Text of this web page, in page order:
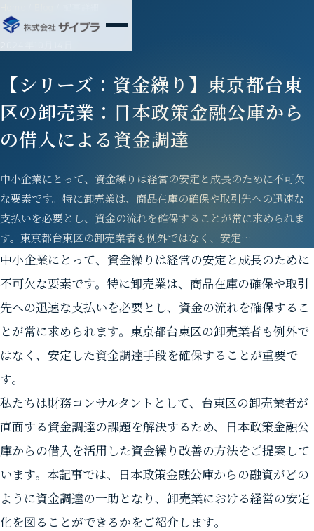
【シリーズ：資金繰り】東京都台東
区の卸売業：日本政策金融公庫から
の借入による資金調達
中小企業にとって、資金繰りは経営の安定と成長のために不可欠
な要素です。特に卸売業は、商品在庫の確保や取引先への迅速な
支払いを必要とし、資金の流れを確保することが常に求められま
す。東京都台東区の卸売業者も例外ではなく、安定…
中小企業にとって、資金繰りは経営の安定と成長のために
不可欠な要素です。特に卸売業は、商品在庫の確保や取引
先への迅速な支払いを必要とし、資金の流れを確保するこ
とが常に求められます。東京都台東区の卸売業者も例外で
はなく、安定した資金調達手段を確保することが重要で
す。
私たちは財務コンサルタントとして、台東区の卸売業者が
直面する資金調達の課題を解決するため、日本政策金融公
庫からの借入を活用した資金繰り改善の方法をご提案して
います。本記事では、日本政策金融公庫からの融資がどの
ように資金調達の一助となり、卸売業における経営の安定
化を図ることができるかをご紹介します。